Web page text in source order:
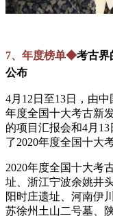
7、年度榜单◆考古界
公布
4月12日至13日，由
年度全国十大考古新
的项目汇报会和4月
了2020年度全国十大
2020年度全国十大考
址、浙江宁波余姚井
阳时庄遗址、河南伊
苏徐州土山二号墓、